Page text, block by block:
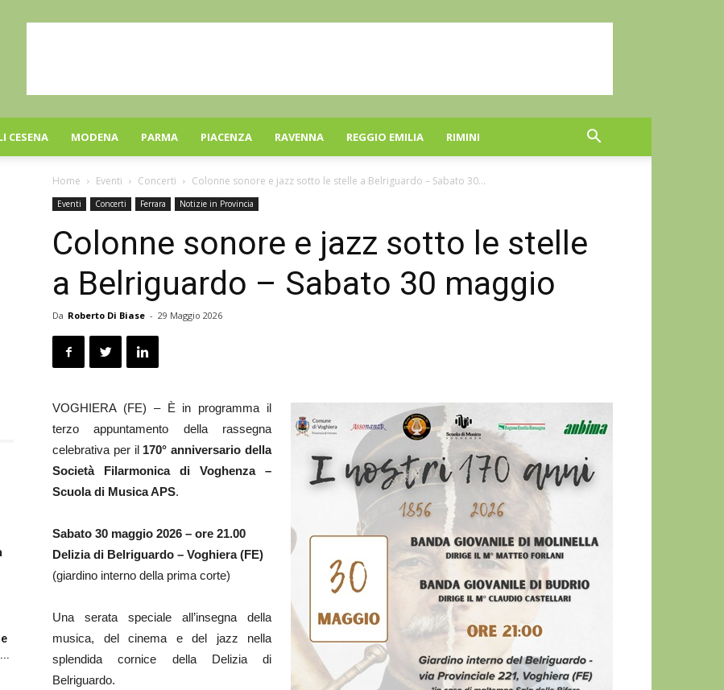
CESENA MODENA PARMA PIACENZA RAVENNA REGGIO EMILIA RIMINI
Home Eventi Concerti Colonne sonore e jazz sotto le stelle a Belriguardo – Sabato 30...
Eventi Concerti Ferrara Notizie in Provincia
Colonne sonore e jazz sotto le stelle
a Belriguardo – Sabato 30 maggio
Da Roberto Di Biase - 29 Maggio 2026
VOGHIERA (FE) – È in programma il
terzo appuntamento della rassegna
celebrativa per il 170° anniversario della
Società Filarmonica di Voghenza –
Scuola di Musica APS.
Sabato 30 maggio 2026 – ore 21.00
Delizia di Belriguardo – Voghiera (FE)
(giardino interno della prima corte)
Una serata speciale all’insegna della
musica, del cinema e del jazz nella
splendida cornice della Delizia di
Belriguardo.